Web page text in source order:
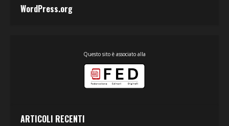
WordPress.org
Questo sito è associato alla
ARTICOLI RECENTI